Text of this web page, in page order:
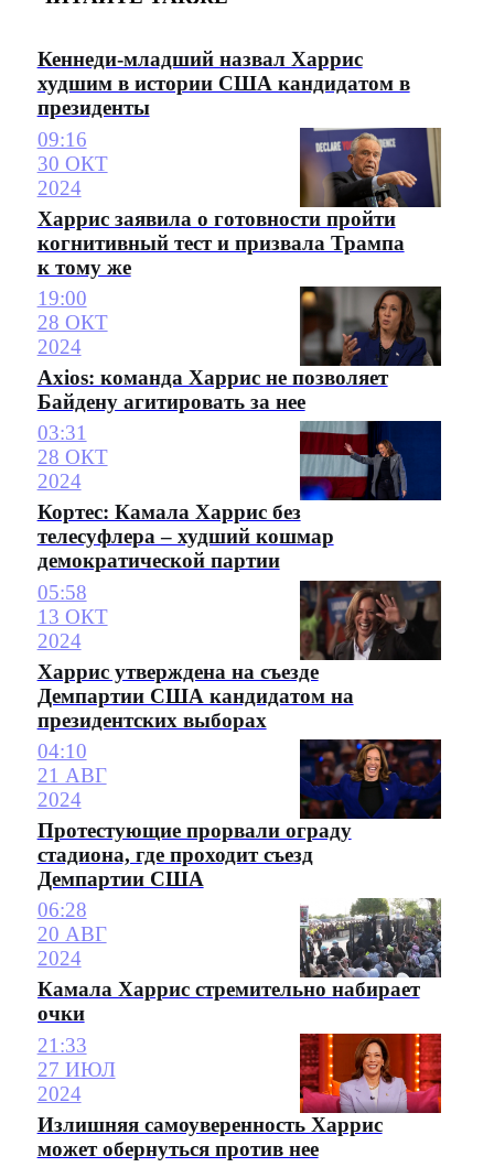
Кеннеди-младший назвал Харрис
худшим в истории США кандидатом в
президенты
09:16
30 ОКТ
2024
Харрис заявила о готовности пройти
когнитивный тест и призвала Трампа
к тому же
19:00
28 ОКТ
2024
Axios: команда Харрис не позволяет
Байдену агитировать за нее
03:31
28 ОКТ
2024
Кортес: Камала Харрис без
телесуфлера – худший кошмар
демократической партии
05:58
13 ОКТ
2024
Харрис утверждена на съезде
Демпартии США кандидатом на
президентских выборах
04:10
21 АВГ
2024
Протестующие прорвали ограду
стадиона, где проходит съезд
Демпартии США
06:28
20 АВГ
2024
Камала Харрис стремительно набирает
очки
21:33
27 ИЮЛ
2024
Излишняя самоуверенность Харрис
может обернуться против нее